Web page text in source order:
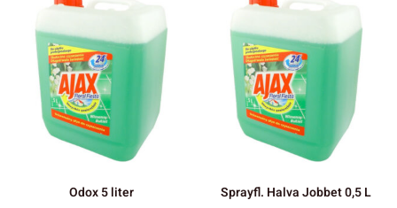
Odox 5 liter Sprayfl. Halva Jobbet 0,5 L